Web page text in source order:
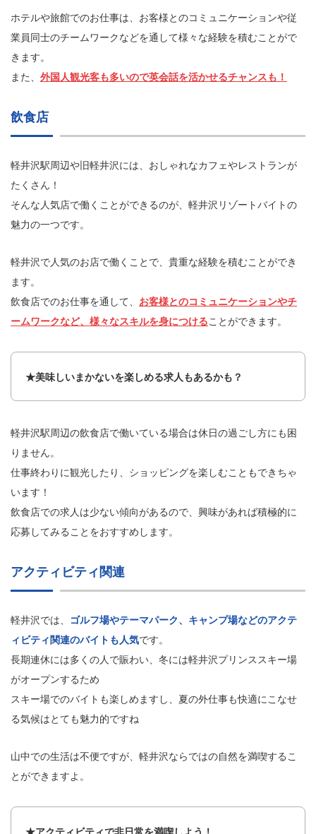
ホテルや旅館でのお仕事は、お客様とのコミュニケーションや従
業員同士のチームワークなどを通して様々な経験を積むことがで
きます。
また、 外国人観光客も多いので英会話を活かせるチャンスも！
飲食店
軽井沢駅周辺や旧軽井沢には、おしゃれなカフェやレストランが
たくさん！
そんな人気店で働くことができるのが、軽井沢リゾートバイトの
魅力の一つです。
軽井沢で人気のお店で働くことで、貴重な経験を積むことができ
ます。
飲食店でのお仕事を通して、 お客様とのコミュニケーションやチ
ームワークなど、様々なスキルを身につけることができます。
★美味しいまかないを楽しめる求人もあるかも？
軽井沢駅周辺の飲食店で働いている場合は休日の過ごし方にも困
りません。
仕事終わりに観光したり、ショッピングを楽しむこともできちゃ
います！
飲食店での求人は少ない傾向があるので、興味があれば積極的に
応募してみることをおすすめします。
アクティビティ関連
軽井沢では、 ゴルフ場やテーマパーク、キャンプ場などのアクテ
ィビティ関連のバイトも人気です。
長期連休には多くの人で賑わい、冬には軽井沢プリンススキー場
がオープンするため
スキー場でのバイトも楽しめますし、夏の外仕事も快適にこなせ
る気候はとても魅力的ですね
山中での生活は不便ですが、軽井沢ならではの自然を満喫するこ
とができますよ。